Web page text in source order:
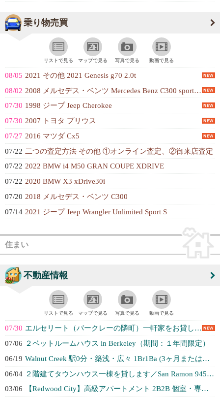
乗り物売買
リストで見る マップで見る 写真で見る 動画で見る
08/05 2021 その他 2021 Genesis g70 2.0t
08/02 2008 メルセデス・ベンツ Mercedes Benz C300 sport セダン
07/30 1998 ジープ Jeep Cherokee
07/30 2007 トヨタ プリウス
07/27 2016 マツダ Cx5
07/22 二つの査定方法 その他 ①オンライン査定、②御来店査定
07/22 2022 BMW i4 M50 GRAN COUPE XDRIVE
07/22 2020 BMW X3 xDrive30i
07/20 2018 メルセデス・ベンツ C300
07/14 2021 ジープ Jeep Wrangler Unlimited Sport S
住まい
不動産情報
リストで見る マップで見る 写真で見る 動画で見る
07/30 エルセリート（バークレーの隣町）一軒家をお貸しします。
07/06 ２ベットルームハウス in Berkeley（期間：１年間限定）
06/19 Walnut Creek 駅0分・築浅・広々 1Br1Ba (3ヶ月または長...
06/04 ２階建てタウンハウス一棟を貸します／San Ramon 94583エリア
03/06
【Redwood City】高級アパートメント 2B2B 個室・専用バスルー...